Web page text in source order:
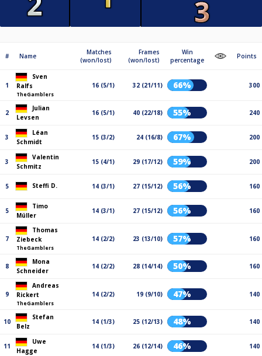
# Name
Matches
(won/lost)
Frames
(won/lost)
Win
percentage
Points
1
Sven
Ralfs
TheGamblers
16 (5/1) 32 (21/11) 66% 300
2
Julian
Levsen
16 (5/1) 40 (22/18) 55% 240
3
Léan
Schmidt
15 (3/2) 24 (16/8) 67% 200
3
Valentin
Schmitz
15 (4/1) 29 (17/12) 59% 200
5 Steffi D. 14 (3/1) 27 (15/12) 56% 160
5
Timo
Müller
14 (3/1) 27 (15/12) 56% 160
7
Thomas
Ziebeck
TheGamblers
14 (2/2) 23 (13/10) 57% 160
8
Mona
Schneider
14 (2/2) 28 (14/14) 50% 160
9
Andreas
Rickert
TheGamblers
14 (2/2) 19 (9/10) 47% 140
10
Stefan
Belz
14 (1/3) 25 (12/13) 48% 140
11
Uwe
Hagge
14 (1/3) 26 (12/14) 46% 140